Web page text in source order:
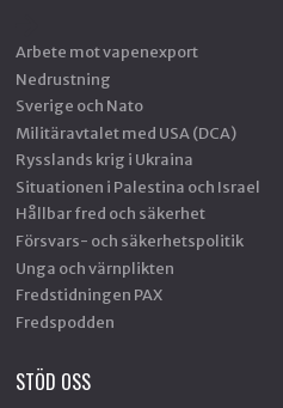
Arbete mot vapenexport
Nedrustning
Sverige och Nato
Militäravtalet med USA (DCA)
Rysslands krig i Ukraina
Situationen i Palestina och Israel
Hållbar fred och säkerhet
Försvars- och säkerhetspolitik
Unga och värnplikten
Fredstidningen PAX
Fredspodden
STÖD OSS